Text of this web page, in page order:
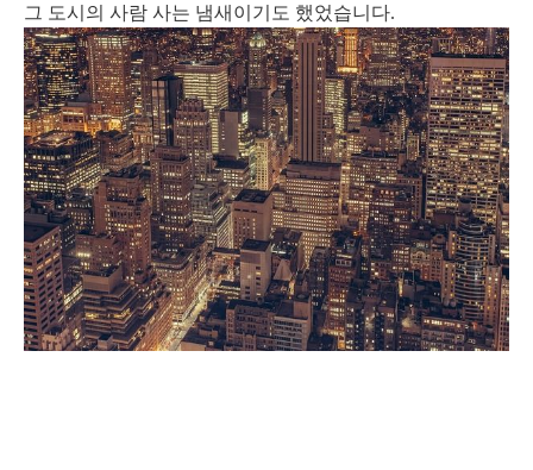
그 도시의 사람 사는 냄새이기도 했었습니다.